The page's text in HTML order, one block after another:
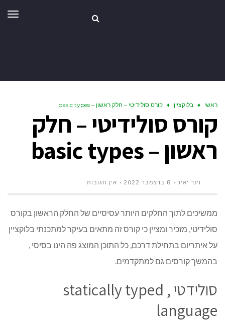
ראשי ♦ בלוקציין ♦ קורס סולידיטי – חלק ראשון – basic types
קורס סולידיטי – חלק
ראשון – basic types
וינר יאיר 8 בדצמבר 2022 אין תגובות
ממשיכים לתוך החלקים היותר עסיסיים של החלק הראשון בקורס
סולידיטי, מזכיר ומציין כי קורס זה מתאים בעיקר למתכנתי בלוקציין
על איתריום בתחילת דרכם, כל התוכן המוצג פה הינו בסיסי ,
בהמשך קורסים גם למתקדמים.
סולידטי , statically typed
language